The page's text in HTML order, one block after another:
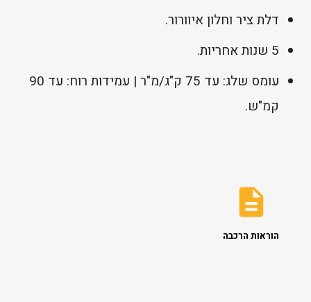
דלת ציר וחלון איוורור.
5 שנות אחריות.
עומס שלג: עד 75 ק"ג/מ"ר | עמידות רוח: עד 90
קמ"ש.
הוראות הרכבה